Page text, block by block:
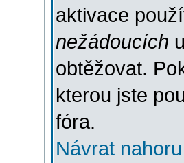
aktivace
nežádoucích
obtěžovat.
kterou jste
fóra.
Návrat nahoru